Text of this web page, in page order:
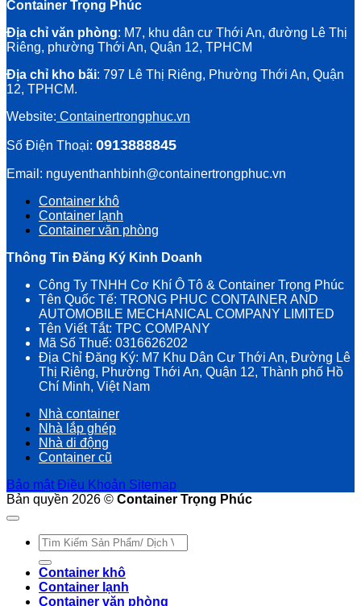
Container Trọng Phúc
Địa chỉ văn phòng: M7, khu dân cư Thới An, đường Lê Thị
Riêng, phường Thới An, Quận 12, TPHCM
Địa chỉ kho bãi: 797 Lê Thị Riêng, Phường Thới An, Quận
12, TPHCM.
Website: Containertrongphuc.vn
Số Điện Thoại: 0913888845
Email: nguyenthanhbinh@containertrongphuc.vn
Container khô
Container lạnh
Container văn phòng
Thông Tin Đăng Ký Kinh Doanh
Công Ty TNHH Cơ Khí Ô Tô & Container Trọng Phúc
Tên Quốc Tế: TRONG PHUC CONTAINER AND
AUTOMOBILE MECHANICAL COMPANY LIMITED
Tên Viết Tắt: TPC COMPANY
Mã Số Thuế: 0316626202
Địa Chỉ Đăng Ký: M7 Khu Dân Cư Thới An, Đường Lê
Thị Riêng, Phường Thới An, Quận 12, Thành phố Hồ
Chí Minh, Việt Nam
Nhà container
Nhà lắp ghép
Nhà di động
Container cũ
Bảo mật Điều Khoản Sitemap
Bản quyền 2026 © Container Trọng Phúc
Tìm
kiếm:
Container khô
Container lạnh
Container văn phòng